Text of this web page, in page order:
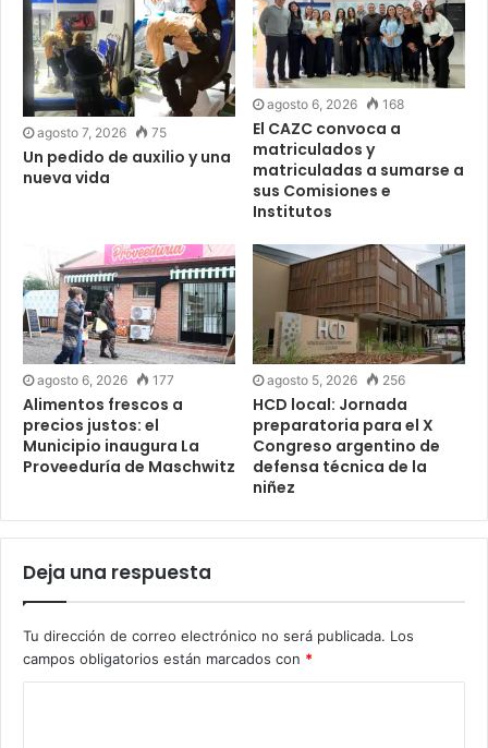
agosto 7, 2026 75
Un pedido de auxilio y una
nueva vida
agosto 6, 2026 168
El CAZC convoca a
matriculados y
matriculadas a sumarse a
sus Comisiones e
Institutos
agosto 6, 2026 177
Alimentos frescos a
precios justos: el
Municipio inaugura La
Proveeduría de Maschwitz
agosto 5, 2026 256
HCD local: Jornada
preparatoria para el X
Congreso argentino de
defensa técnica de la
niñez
Deja una respuesta
Tu dirección de correo electrónico no será publicada. Los
campos obligatorios están marcados con *